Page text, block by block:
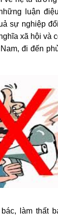
luận
sự nghiệp
xã hội và
đi đến
bác, làm thất